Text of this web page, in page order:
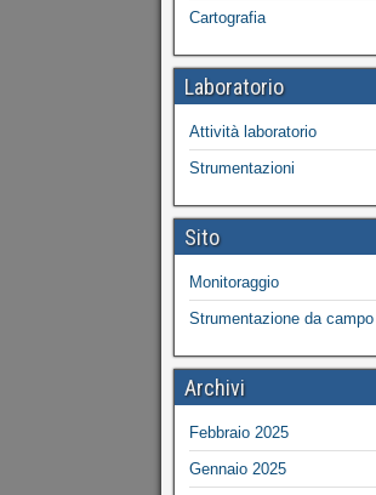
Cartografia
Laboratorio
Attività laboratorio
Strumentazioni
Sito
Monitoraggio
Strumentazione da campo
Archivi
Febbraio 2025
Gennaio 2025